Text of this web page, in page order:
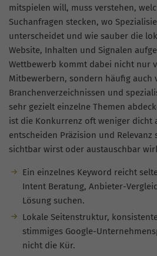
mitspielen will, muss verstehen,
Suchanfragen stecken, wo
unterscheidet und wie sauber die
Website, Inhalten und Signalen
Wettbewerb kommt dabei nicht nur
Mitbewerbern, sondern häufig auch
Branchenverzeichnissen und
sehr gezielt einzelne Themen
ist die Konkurrenz oft weniger dicht
entscheiden Präzision und
sichtbar wirst oder austauschbar
Ein einzelnes Keyword reicht
Intent Beratung, Anbieter-
Lösung suchen.
Lokale Seitenstruktur,
stimmiges Google-
nicht die Kür.